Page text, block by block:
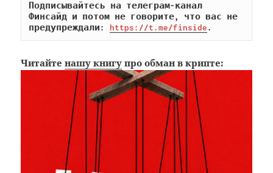
Подписывайтесь на телеграм-канал
Финсайд и потом не говорите, что вас не
предупреждали: https://t.me/finside.
Читайтенашу книгу про обман в крипте: